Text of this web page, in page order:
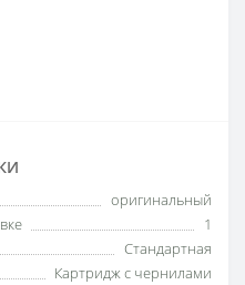
оригинальный
1
Стандартная
Картридж с чернилами